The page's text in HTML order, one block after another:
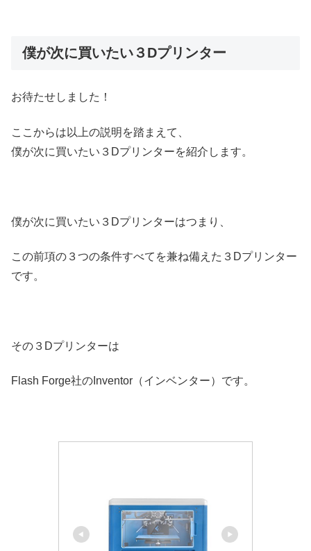
僕が次に買いたい３Dプリンター
お待たせしました！
ここからは以上の説明を踏まえて、
僕が次に買いたい３Dプリンターを紹介します。
僕が次に買いたい３Dプリンターはつまり、
この前項の３つの条件すべてを兼ね備えた３Dプリンター
です。
その３Dプリンターは
Flash Forge社のInventor（インベンター）です。